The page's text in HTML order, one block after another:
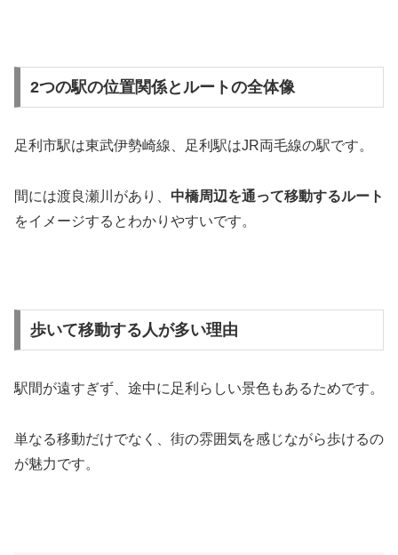
2つの駅の位置関係とルートの全体像
足利市駅は東武伊勢崎線、足利駅はJR両毛線の駅です。
間には渡良瀬川があり、 中橋周辺を通って移動するルート
をイメージするとわかりやすいです。
歩いて移動する人が多い理由
駅間が遠すぎず、途中に足利らしい景色もあるためです。
単なる移動だけでなく、街の雰囲気を感じながら歩けるの
が魅力です。